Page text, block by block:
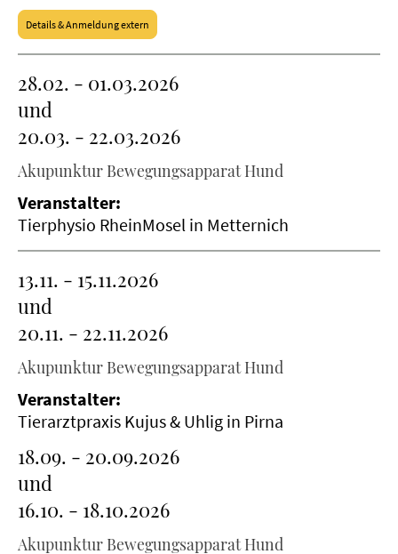
Details & Anmeldung extern
28.02. - 01.03.2026
und
20.03. - 22.03.2026
Akupunktur Bewegungsapparat Hund
Veranstalter:
Tierphysio RheinMosel in Metternich
13.11. - 15.11.2026
und
20.11. - 22.11.2026
Akupunktur Bewegungsapparat Hund
Veranstalter:
Tierarztpraxis Kujus & Uhlig in Pirna
18.09. - 20.09.2026
und
16.10. - 18.10.2026
Akupunktur Bewegungsapparat Hund